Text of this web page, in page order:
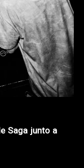
Saga junto a